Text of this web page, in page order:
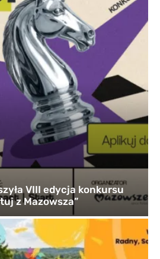
VIII edycja konkursu
z Mazowsza”